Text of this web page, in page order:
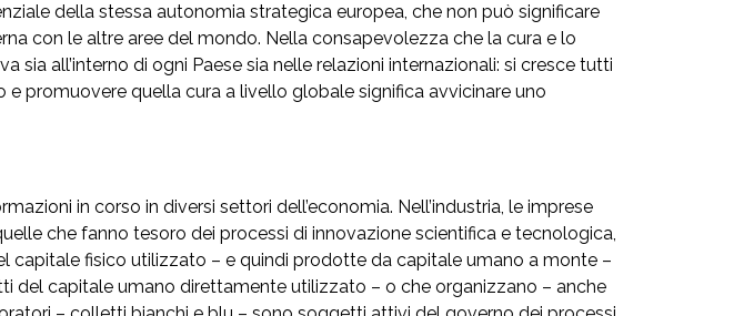
della stessa autonomia strategica europea, che non può significare
con le altre aree del mondo. Nella consapevolezza che la cura e lo
all’interno di ogni Paese sia nelle relazioni internazionali: si cresce tutti
promuovere quella cura a livello globale significa avvicinare uno
in corso in diversi settori dell’economia. Nell’industria, le imprese
che fanno tesoro dei processi di innovazione scientifica e tecnologica,
fisico utilizzato – e quindi prodotte da capitale umano a monte –
del capitale umano direttamente utilizzato – o che organizzano – anche